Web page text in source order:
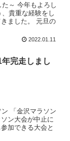
～ 今年もよろし
貴重な経験をし
ました。 元旦の
2022.01.11
完走しまし
「金沢マラソン
ン大会が中止に
加できる大会と